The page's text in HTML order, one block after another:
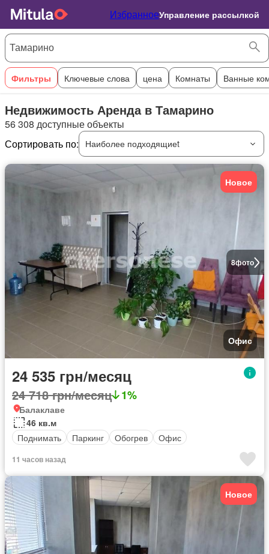
ИзбранноеУправление рассылкой
Фильтры Ключевые слова цена Комнаты Ванные
Недвижимость Аренда в Тамарино
56 308 доступные объекты
Сортировать по:
Наиболее подходящиеt
8фото
Новое
Офис
24 535 грн/месяц
24 718 грн/месяц 1%
Балаклаве
46 кв.м
Поднимать
Паркинг Обогрев Офис
11 часов назад
Новое